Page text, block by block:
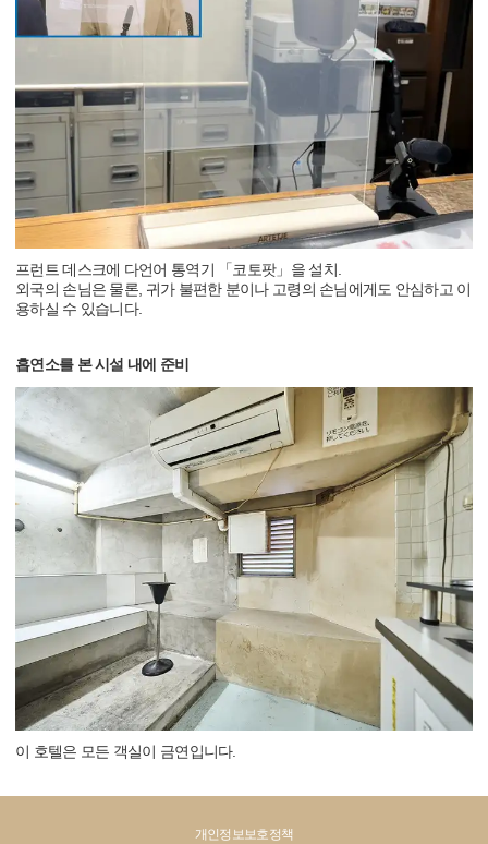
프런트 데스크에 다언어 통역기 「코토팟」을 설치.
외국의 손님은 물론, 귀가 불편한 분이나 고령의 손님에게도 안심하고 이
용하실 수 있습니다.
흡연소를 본 시설 내에 준비
이 호텔은 모든 객실이 금연입니다.
개인정보보호정책